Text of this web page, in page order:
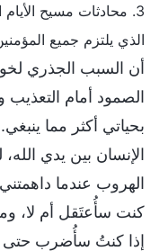
3. محادثات مسيح الأيام
الذي يلتزم جميع
أن السبب الجذري
الصمود أمام التعذيب
بحياتي أكثر مما
الإنسان بين يدي
الهروب عندما
كنت سأُعتَقل أم لا،
إذا كنتُ سأُضرب حتى